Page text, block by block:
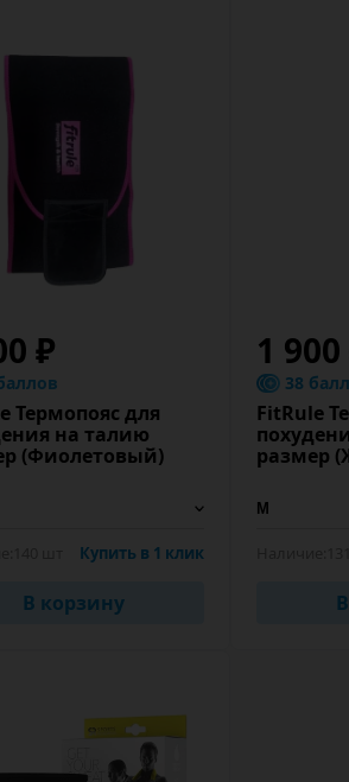
₽
Термопояс для
на талию
(Фиолетовый)
Купить в 1 клик
В корзину
1
38
FitRule
размер